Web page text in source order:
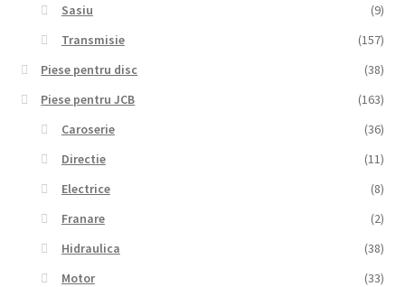
Sasiu
(9)
Transmisie
(157)
Piese pentru disc
(38)
Piese pentru JCB
(163)
Caroserie
(36)
Directie
(11)
Electrice
(8)
Franare
(2)
Hidraulica
(38)
Motor
(33)